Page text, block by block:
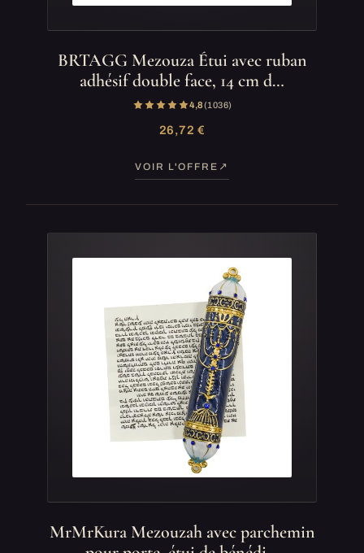
BRTAGG Mezouza Étui avec ruban
adhésif double face, 14 cm d…
4,8(1 036)
26,72 €
VOIR L'OFFRE
MrMrKura Mezouzah avec parchemin